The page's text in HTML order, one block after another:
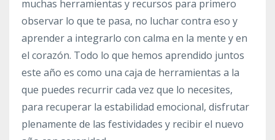
muchas herramientas y recursos para primero
observar lo que te pasa, no luchar contra eso y
aprender a integrarlo con calma en la mente y en
el corazón. Todo lo que hemos aprendido juntos
este año es como una caja de herramientas a la
que puedes recurrir cada vez que lo necesites,
para recuperar la estabilidad emocional, disfrutar
plenamente de las festividades y recibir el nuevo